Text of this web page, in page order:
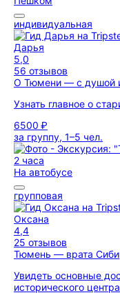
индивидуальная
Дарья
5,0
56 отзывов
О Тюмени — с душой
Узнать главное о
6500 ₽
за группу, 1–5 чел.
2 часа
На автобусе
групповая
Оксана
4,4
25 отзывов
Тюмень — врата
Увидеть основные
исторического